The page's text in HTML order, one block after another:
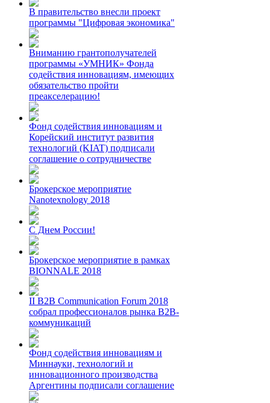
В правительство внесли проект
программы "Цифровая экономика"
Вниманию грантополучателей
программы «УМНИК» Фонда
содействия инновациям, имеющих
обязательство пройти
преакселерацию!
Фонд содействия инновациям и
Корейский институт развития
технологий (KIAT) подписали
соглашение о сотрудничестве
Брокерское мероприятие
Nanotexnology 2018
С Днем России!
Брокерское мероприятие в рамках
BIONNALE 2018
II B2B Communication Forum 2018
собрал профессионалов рынка B2B-
коммуникаций
Фонд содействия инновациям и
Миннауки, технологий и
инновационного производства
Аргентины подписали соглашение